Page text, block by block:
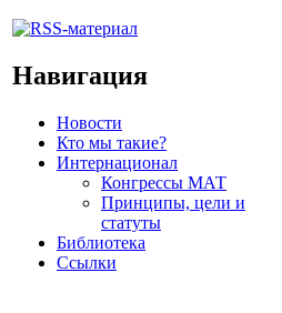
Навигация
Новости
Кто мы такие?
Интернационал
Конгрессы МАТ
Принципы, цели и
статуты
Библиотека
Ссылки